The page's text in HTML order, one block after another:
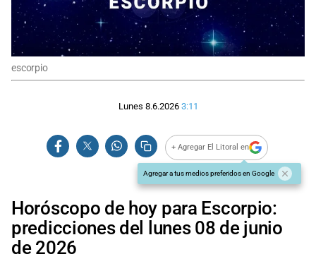
escorpio
Lunes 8.6.2026 3:11
+ Agregar El Litoral en
Agregar a tus medios preferidos en Google
Horóscopo de hoy para Escorpio:
predicciones del lunes 08 de junio
de 2026